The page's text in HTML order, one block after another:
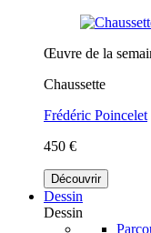
Œuvre de la
Chaussette
Frédéric Poincelet
450 €
Découvrir
Dessin
Dessin